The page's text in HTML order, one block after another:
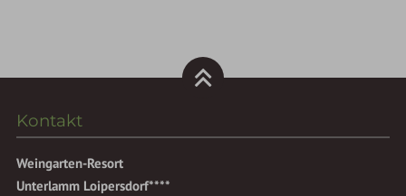
Kontakt
Weingarten-Resort
Unterlamm Loipersdorf****